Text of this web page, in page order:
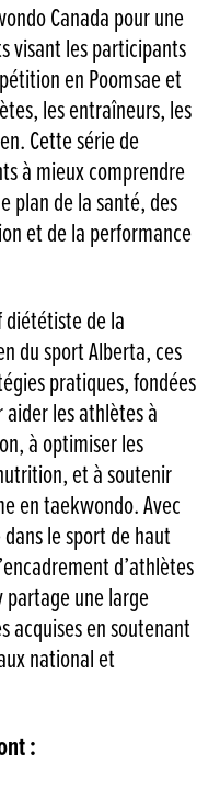
Canada pour une
visant les participants
en Poomsae et
les entraîneurs, les
Cette série de
à mieux comprendre
plan de la santé, des
et de la performance
diététiste de la
du sport Alberta, ces
pratiques, fondées
les athlètes à
à optimiser les
et à soutenir
en taekwondo. Avec
le sport de haut
d’athlètes
partage une large
acquises en soutenant
national et
: